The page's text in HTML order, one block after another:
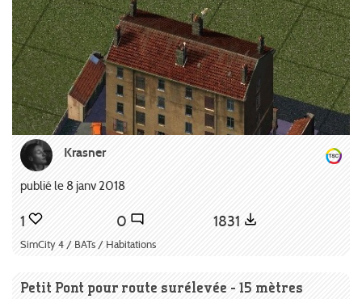
Krasner
publié le 8 janv 2018
1 0 1831
SimCity 4 / BATs / Habitations
Petit Pont pour route surélevée - 15 mètres